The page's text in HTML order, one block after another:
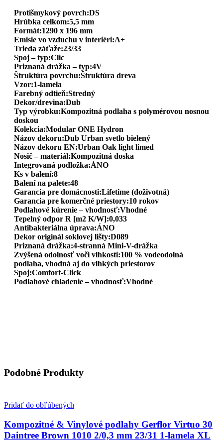
Protišmykový povrch:DS
Hrúbka celkom:5,5 mm
Formát:1290 x 196 mm
Emisie vo vzduchu v interiéri:A+
Trieda záťaže:23/33
Spoj – typ:Clic
Priznaná drážka – typ:4V
Štruktúra povrchu:Štruktúra dreva
Vzor:1-lamela
Farebný odtieň:Stredný
Dekor/drevina:Dub
Typ výrobku:Kompozitná podlaha s polymérovou nosnou
doskou
Kolekcia:Modular ONE Hydron
Názov dekoru:Dub Urban svetlo bielený
Názov dekoru EN:Urban Oak light limed
Nosič – materiál:Kompozitná doska
Integrovaná podložka:ÁNO
Ks v balení:8
Balení na palete:48
Garancia pre domácnosti:Lifetime (doživotná)
Garancia pre komerčné priestory:10 rokov
Podlahové kúrenie – vhodnosť:Vhodné
Tepelný odpor R [m2 K/W]:0,033
Antibakteriálna úprava:ÁNO
Dekor originál soklovej lišty:D089
Priznaná drážka:4-stranná Mini-V-drážka
Zvýšená odolnosť voči vlhkosti:100 % vodeodolná
podlaha, vhodná aj do vlhkých priestorov
Spoj:Comfort-Click
Podlahové chladenie – vhodnosť:Vhodné
Podobné Produkty
Pridať do obľúbených
Kompozitné & Vinylové podlahy Gerflor Virtuo 30
Daintree Brown 1010 2/0,3 mm 23/31 1-lamela XL